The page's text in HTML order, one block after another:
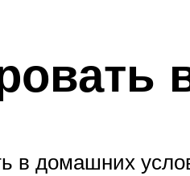
в домашних